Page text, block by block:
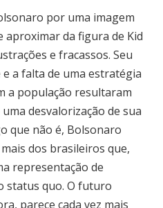
por uma imagem
da figura de Kid
e fracassos. Seu
a falta de uma estratégia
a população resultaram
desvalorização de sua
que não é, Bolsonaro
dos brasileiros que,
representação de
status quo. O futuro
parece cada vez mais